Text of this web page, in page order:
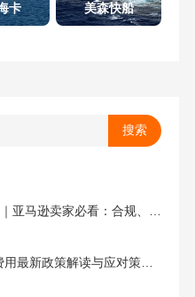
卡 美森快船
美国海运、关税、亚马逊FBA费用最新政策解读与应对策略（2026版）